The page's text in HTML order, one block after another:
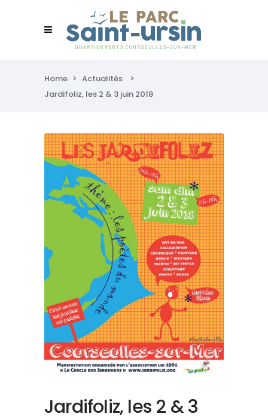
Home > Actualités
>
Jardifoliz, les 2 & 3 juin 2018
Jardifoliz, les 2 & 3